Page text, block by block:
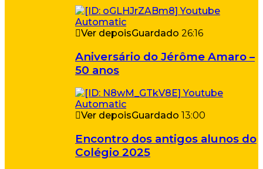
Ver depoisGuardado 26:16
Aniversário do Jérôme Amaro –
50 anos
Ver depoisGuardado 13:00
Encontro dos antigos alunos do
Colégio 2025